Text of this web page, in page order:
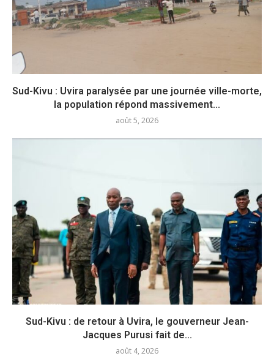
Sud-Kivu : Uvira paralysée par une journée ville-morte,
la population répond massivement...
août 5, 2026
Sud-Kivu : de retour à Uvira, le gouverneur Jean-
Jacques Purusi fait de...
août 4, 2026